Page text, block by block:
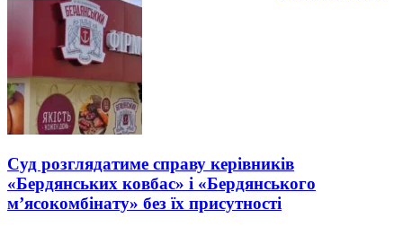
Суд розглядатиме справу керівників
«Бердянських ковбас» і «Бердянського
м’ясокомбінату» без їх присутності